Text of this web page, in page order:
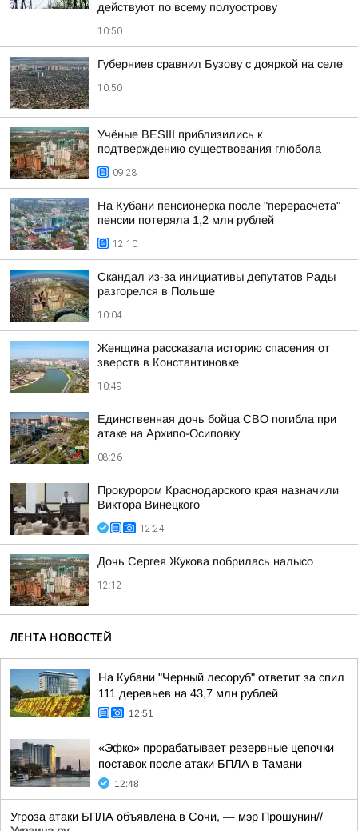
действуют по всему полуострову
10:50
Губерниев сравнил Бузову с дояркой на селе
10:50
Учёные BESIII приблизились к
подтверждению существования глюбола
09:28
На Кубани пенсионерка после "перерасчета"
пенсии потеряла 1,2 млн рублей
12:10
Скандал из-за инициативы депутатов Рады
разгорелся в Польше
10:04
Женщина рассказала историю спасения от
зверств в Константиновке
10:49
Единственная дочь бойца СВО погибла при
атаке на Архипо-Осиповку
08:26
Прокурором Краснодарского края назначили
Виктора Винецкого
12:24
Дочь Сергея Жукова побрилась налысо
12:12
ЛЕНТА НОВОСТЕЙ
На Кубани "Черный лесоруб" ответит за спил
111 деревьев на 43,7 млн рублей
12:51
«Эфко» прорабатывает резервные цепочки
поставок после атаки БПЛА в Тамани
12:48
Угроза атаки БПЛА объявлена в Сочи, — мэр Прошунин//